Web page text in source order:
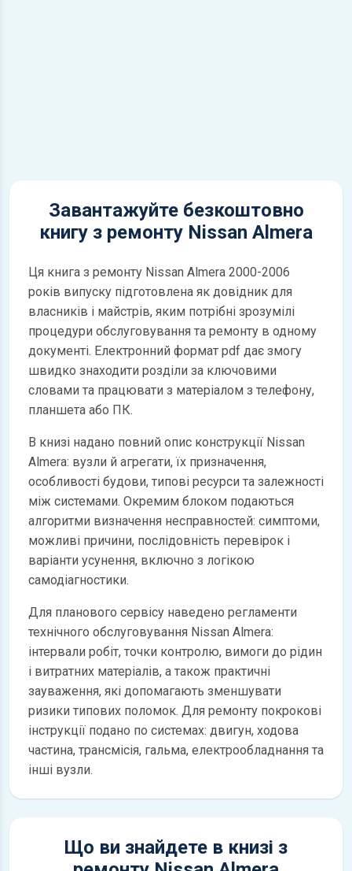
Завантажуйте безкоштовно
книгу з ремонту Nissan Almera
Ця книга з ремонту Nissan Almera 2000-2006
років випуску підготовлена як довідник для
власників і майстрів, яким потрібні зрозумілі
процедури обслуговування та ремонту в одному
документі. Електронний формат pdf дає змогу
швидко знаходити розділи за ключовими
словами та працювати з матеріалом з телефону,
планшета або ПК.
В книзі надано повний опис конструкції Nissan
Almera: вузли й агрегати, їх призначення,
особливості будови, типові ресурси та залежності
між системами. Окремим блоком подаються
алгоритми визначення несправностей: симптоми,
можливі причини, послідовність перевірок і
варіанти усунення, включно з логікою
самодіагностики.
Для планового сервісу наведено регламенти
технічного обслуговування Nissan Almera:
інтервали робіт, точки контролю, вимоги до рідин
і витратних матеріалів, а також практичні
зауваження, які допомагають зменшувати
ризики типових поломок. Для ремонту покрокові
інструкції подано по системах: двигун, ходова
частина, трансмісія, гальма, електрообладнання та
інші вузли.
Що ви знайдете в книзі з